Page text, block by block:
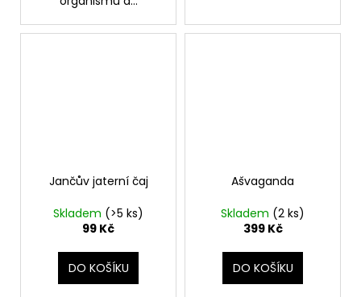
Jančův jaterní čaj
Skladem (>5 ks)
99 Kč
DO KOŠÍKU
Ašvaganda
Skladem (2 ks)
399 Kč
DO KOŠÍKU